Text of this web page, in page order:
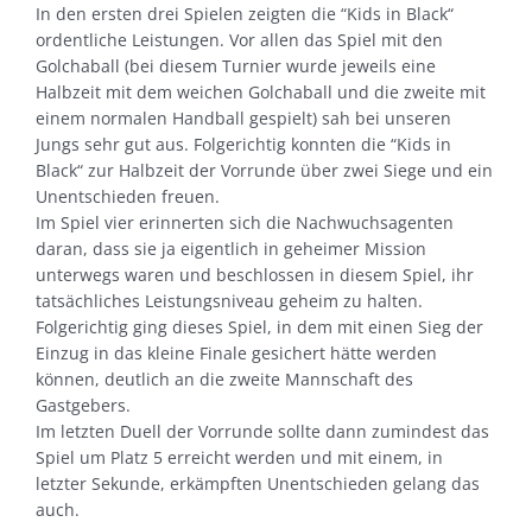
In den ersten drei Spielen zeigten die “Kids in Black“
ordentliche Leistungen. Vor allen das Spiel mit den
Golchaball (bei diesem Turnier wurde jeweils eine
Halbzeit mit dem weichen Golchaball und die zweite mit
einem normalen Handball gespielt) sah bei unseren
Jungs sehr gut aus. Folgerichtig konnten die “Kids in
Black“ zur Halbzeit der Vorrunde über zwei Siege und ein
Unentschieden freuen.
Im Spiel vier erinnerten sich die Nachwuchsagenten
daran, dass sie ja eigentlich in geheimer Mission
unterwegs waren und beschlossen in diesem Spiel, ihr
tatsächliches Leistungsniveau geheim zu halten.
Folgerichtig ging dieses Spiel, in dem mit einen Sieg der
Einzug in das kleine Finale gesichert hätte werden
können, deutlich an die zweite Mannschaft des
Gastgebers.
Im letzten Duell der Vorrunde sollte dann zumindest das
Spiel um Platz 5 erreicht werden und mit einem, in
letzter Sekunde, erkämpften Unentschieden gelang das
auch.